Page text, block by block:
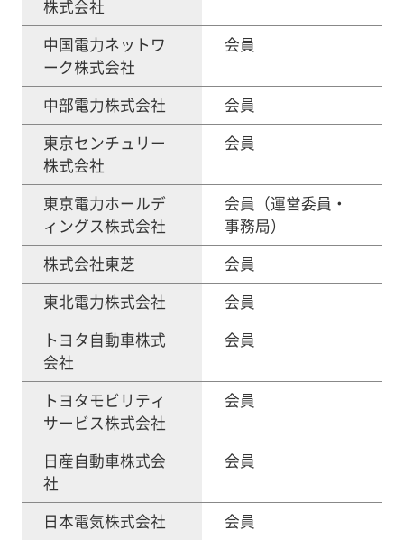
株式会社
中国電力ネットワ
ーク株式会社
会員
中部電力株式会社
会員
東京センチュリー
株式会社
会員
東京電力ホールデ
ィングス株式会社
会員（運営委員・
事務局）
株式会社東芝
会員
東北電力株式会社
会員
トヨタ自動車株式
会社
会員
トヨタモビリティ
サービス株式会社
会員
日産自動車株式会
社
会員
日本電気株式会社
会員